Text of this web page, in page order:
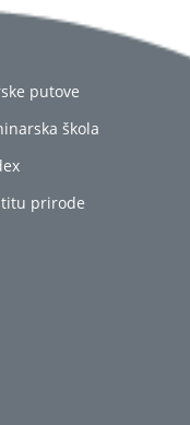
putove
škola
prirode